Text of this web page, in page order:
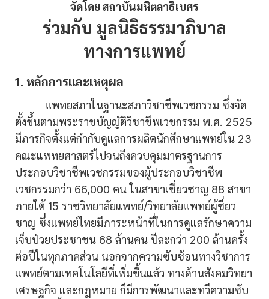
จัดโดย สถาบันมหิตลาธิเบศร
ร่วมกับ มูลนิธิธรรมาภิบาล
ทางการแพทย์
1. หลักการและเหตุผล
แพทยสภาในฐานะสภาวิชาชีพเวชกรรม ซึ่งจัด
ตั้งขึ้นตามพระราชบัญญัติวิชาชีพเวชกรรม พ.ศ. 2525
มีภารกิจตั้งแต่กำกับดูแลการผลิตนักศึกษาแพทย์ใน 23
คณะแพทยศาสตร์ไปจนถึงควบคุมมาตรฐานการ
ประกอบวิชาชีพเวชกรรมของผู้ประกอบวิชาชีพ
เวชกรรมกว่า 66,000 คน ในสาขาเชี่ยวชาญ 88 สาขา
ภายใต้ 15 ราชวิทยาลัยแพทย์/วิทยาลัยแพทย์ผู้ชี่ยว
ชาญ ซึ่งแพทย์ไทยมีภาระหน้าที่ในการดูแลรักษาความ
เจ็บป่วยประชาชน 68 ล้านคน ปีละกว่า 200 ล้านครั้ง
ต่อปีในทุกภาคส่วน นอกจากความซับซ้อนทางวิชาการ
แพทย์ตามเทคโนโลยีที่เพิ่มขึ้นแล้ว ทางด้านสังคมวิทยา
เศรษฐกิจ และกฎหมาย ก็มีการพัฒนาและทวีความซับ